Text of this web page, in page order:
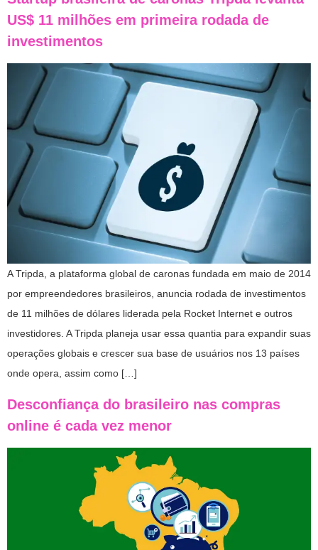
US$ 11 milhões em primeira rodada de
investimentos
A Tripda, a plataforma global de caronas fundada em maio de 2014
por empreendedores brasileiros, anuncia rodada de investimentos
de 11 milhões de dólares liderada pela Rocket Internet e outros
investidores. A Tripda planeja usar essa quantia para expandir suas
operações globais e crescer sua base de usuários nos 13 países
onde opera, assim como […]
Desconfiança do brasileiro nas compras
online é cada vez menor